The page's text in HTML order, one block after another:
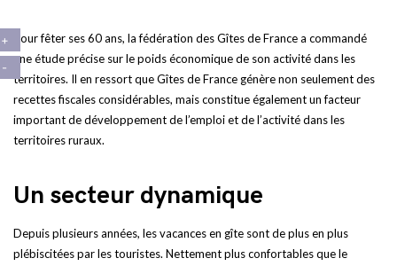
Pour fêter ses 60 ans, la fédération des Gîtes de France a commandé
une étude précise sur le poids économique de son activité dans les
territoires. Il en ressort que Gîtes de France génère non seulement des
recettes fiscales considérables, mais constitue également un facteur
important de développement de l’emploi et de l’activité dans les
territoires ruraux.
Un secteur dynamique
Depuis plusieurs années, les vacances en gîte sont de plus en plus
plébiscitées par les touristes. Nettement plus confortables que le